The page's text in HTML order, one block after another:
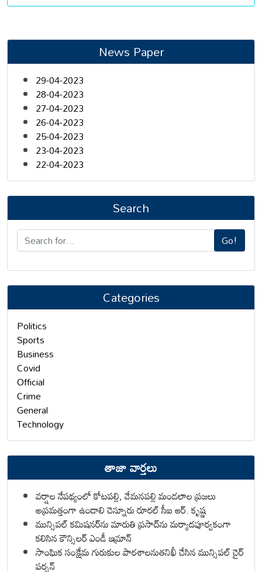
News Paper
29-04-2023
28-04-2023
27-04-2023
26-04-2023
25-04-2023
23-04-2023
22-04-2023
Search
Go!
Categories
Politics
Sports
Business
Covid
Official
Crime
General
Technology
తాజా వార్తలు
వర్షాల నేపథ్యంలో కోటపల్లి, వేమనపల్లి మండలాల ప్రజలు
అప్రమత్తంగా ఉండాలి చెన్నూరు రూరల్ సీఐ ఆర్. కృష్ణ
మున్సిపల్ కమిషనర్‌ను మారుతి ప్రసాద్‌ను మర్యాదపూర్వకంగా
కలిసిన కౌన్సిలర్ ఎండీ ఇమ్రాన్ ​
సాంఘిక సంక్షేమ గురుకుల పాఠశాలనుతనిఖీ చేసిన మున్సిపల్ చైర్
పర్సన్